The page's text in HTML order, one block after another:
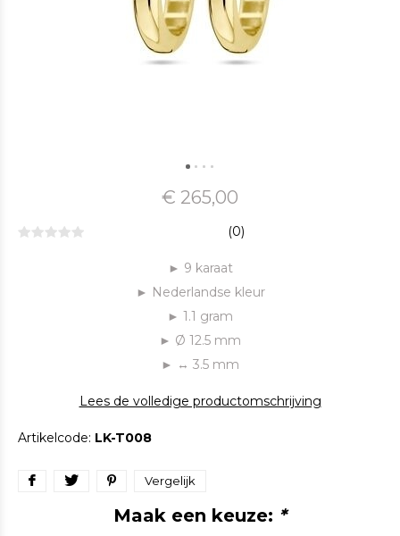
€ 265,00
(0)
► 9 karaat
► Nederlandse kleur
► 1.1 gram
► Ø 12.5 mm
► ↔ 3.5 mm
Lees de volledige productomschrijving
Artikelcode: LK-T008
Vergelijk
Maak een keuze: *